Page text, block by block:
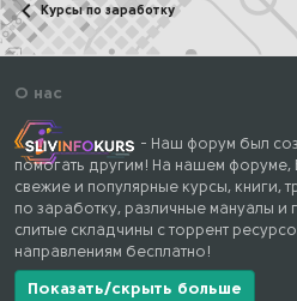
Курсы по заработку
О нас
- Наш форум был
помогать другим! На нашем форуме,
свежие и популярные курсы, книги,
по заработку, различные мануалы и
слитые складчины с торрент
направлениям бесплатно!
Показать/скрыть больше